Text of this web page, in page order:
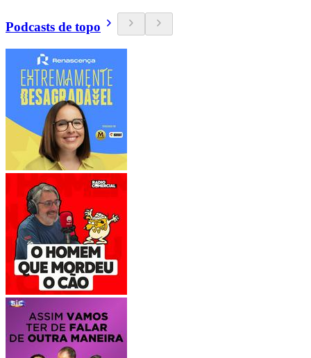
Podcasts de topo